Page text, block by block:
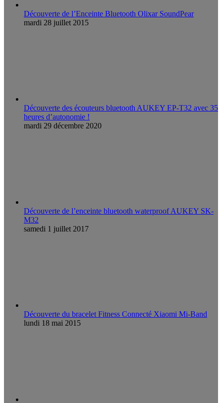
Découverte de l’Enceinte Bluetooth Olixar SoundPear
mardi 28 juillet 2015
Découverte des écouteurs bluetooth AUKEY EP-T32 avec 35
heures d’autonomie !
mardi 29 décembre 2020
Découverte de l’enceinte bluetooth waterproof AUKEY SK-
M32
samedi 1 juillet 2017
Découverte du bracelet Fitness Connecté Xiaomi Mi-Band
lundi 18 mai 2015